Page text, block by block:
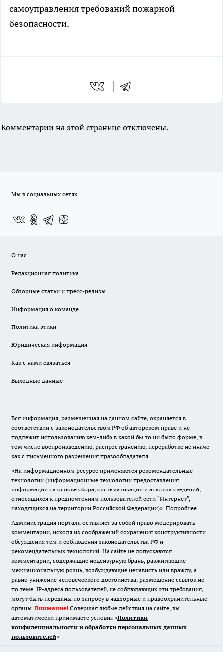
самоуправления требований пожарной
безопасности.
Комментарии на этой странице отключены.
Мы в социальных сетях
О нас
Редакционная политика
Обзорные статьи и пресс-релизы
Информация о команде
Политика этики
Юридическая информация
Как с нами связаться
Выходные данные
Вся информация, размещенная на данном сайте, охраняется в
соответствии с законодательством РФ об авторском праве и не
подлежит использованию кем-либо в какой бы то ни было форме, в
том числе воспроизведению, распространению, переработке не иначе
как с письменного разрешения правообладателя.
«На информационном ресурсе применяются рекомендательные
технологии (информационные технологии предоставления
информации на основе сбора, систематизации и анализа сведений,
относящихся к предпочтениям пользователей сети "Интернет",
находящихся на территории Российской Федерации)». Подробнее
Администрация портала оставляет за собой право модерировать
комментарии, исходя из соображений сохранения конструктивности
обсуждения тем и соблюдения законодательства РФ и
рекомендательных технологий. На сайте не допускаются
комментарии, содержащие нецензурную брань, разжигающие
межнациональную рознь, возбуждающие ненависть или вражду, а
равно унижение человеческого достоинства, размещение ссылок не
по теме. IP-адреса пользователей, не соблюдающих эти требования,
могут быть переданы по запросу в надзорные и правоохранительные
органы. Внимание! Совершая любые действия на сайте, вы
автоматически принимаете условия «Политики
конфиденциальности и обработки персональных данных
пользователей»